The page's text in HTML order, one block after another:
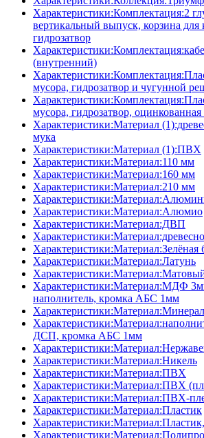
Характеристики:Комплектация:2
вертикальный выпуск, корзина для
гидрозатвор
(внутренний)
мусора, гидрозатвор и чугунной
мусора, гидрозатвор, оцинкованная
Характеристики:Материал
мука
Характеристики:Материал (1):ПВХ
Характеристики:Материал:110 мм
Характеристики:Материал:160 мм
Характеристики:Материал:210 мм
Характеристики:Материал:Алюмио
Характеристики:Материал:ДВП
Характеристики:Материал:Зелёная
Характеристики:Материал:Латунь
Характеристики:Материал:МДФ
наполнитель, кромка AБC 1мм
ДСП, кромка AБC 1мм
Характеристики:Материал:Никель
Характеристики:Материал:ПВХ
Характеристики:Материал:ПВХ
Характеристики:Материал:ПВХ-
Характеристики:Материал:Пластик